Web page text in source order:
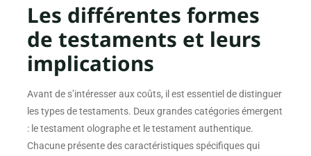
Les différentes formes
de testaments et leurs
implications
Avant de s’intéresser aux coûts, il est essentiel de distinguer
les types de testaments. Deux grandes catégories émergent
: le testament olographe et le testament authentique.
Chacune présente des caractéristiques spécifiques qui